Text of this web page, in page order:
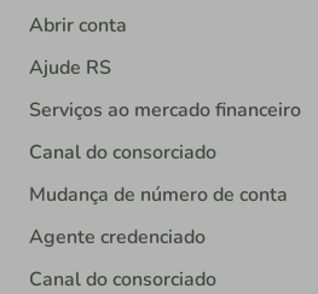
Abrir conta
Ajude RS
Serviços ao mercado financeiro
Canal do consorciado
Mudança de número de conta
Agente credenciado
Canal do consorciado